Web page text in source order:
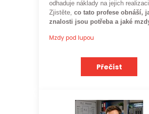
odhaduje náklady na jejich
Zjistěte, co tato profese obnáší,
znalosti jsou potřeba a jaké
očekávat.
Mzdy pod lupou
Přečíst